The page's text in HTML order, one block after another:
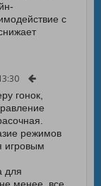
с
гонок,
режимов
игровым
для